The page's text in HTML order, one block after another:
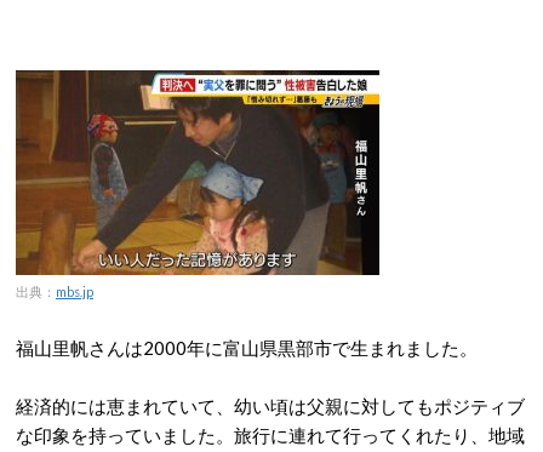
出典： mbs.jp
福山里帆さんは2000年に富山県黒部市で生まれました。
経済的には恵まれていて、幼い頃は父親に対してもポジティブ
な印象を持っていました。旅行に連れて行ってくれたり、地域